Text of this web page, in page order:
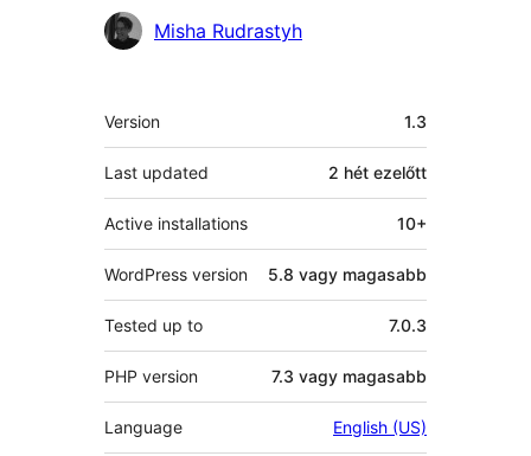
Közreműködők
Misha Rudrastyh
Meta
Version 1.3
Last updated 2 hét ezelőtt
Active installations 10+
WordPress version 5.8 vagy magasabb
Tested up to 7.0.3
PHP version 7.3 vagy magasabb
Language English (US)